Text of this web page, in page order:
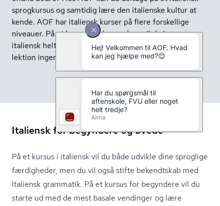
sprogkursus og samtidig lære den italienske kultur at
kende. AOF har italiensk kurser på flere forskellige
niveauer. På et kursus for begyndere vil du lære
italiensk helt fra bunden, og der forventes ved første
lektion ingen tidligere erfaringer med sproget.
Italiensk for begyndere og øvede
På et kursus i italiensk vil du både udvikle dine sproglige
færdigheder, men du vil også stifte bekendtskab med
italiensk grammatik. På et kursus for begyndere vil du
starte ud med de mest basale vendinger og lære